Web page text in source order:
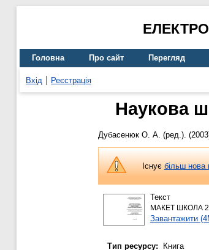
Головна Про сайт Перегляд
Вхід Реєстрація
Наукова
Дубасенюк О. А. (ред.).
Існує більш нова
Текст
МАКЕТ ШКОЛА
Завантажити
Тип ресурсу:
Книга